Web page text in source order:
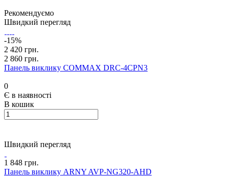
Рекомендуємо
Швидкий перегляд
-15%
2 420 грн.
2 860 грн.
Панель виклику COMMAX DRC-4CPN3
0
Є в наявності
В кошик
Швидкий перегляд
1 848 грн.
Панель виклику ARNY AVP-NG320-AHD